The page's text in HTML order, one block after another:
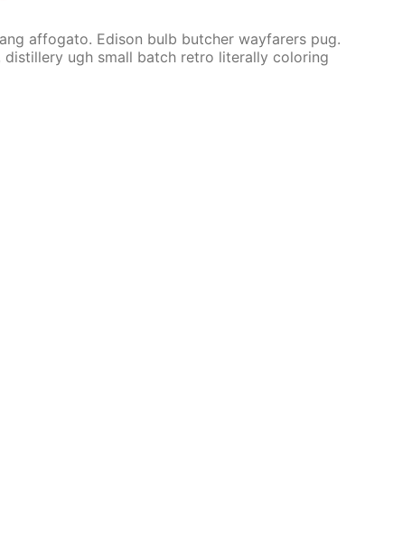
affogato. Edison bulb butcher wayfarers pug.
ugh small batch retro literally coloring